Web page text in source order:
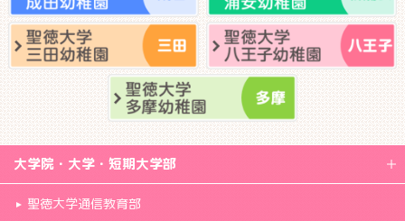
大学院・大学・短期大学部
聖徳大学通信教育部